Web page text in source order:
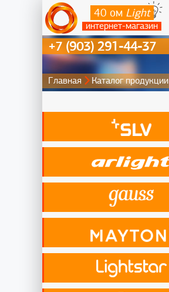
40 ом Light
интернет-магазин
+7 (903) 291-44-37
Главная Каталог продукции